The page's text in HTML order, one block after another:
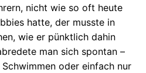
nicht wie so oft heute
hatte, der musste in
wie er pünktlich dahin
man sich spontan –
oder einfach nur